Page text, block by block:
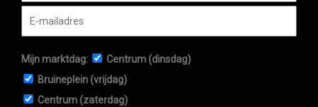
Mijn marktdag:
Centrum (dinsdag)
Bruineplein (vrijdag)
Centrum (zaterdag)